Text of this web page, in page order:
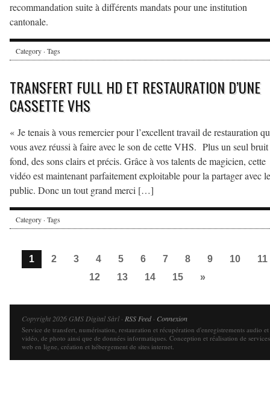
recommandation suite à différents mandats pour une institution
cantonale.
Category · Tags
TRANSFERT FULL HD ET RESTAURATION D’UNE
CASSETTE VHS
« Je tenais à vous remercier pour l’excellent travail de restauration
vous avez réussi à faire avec le son de cette VHS. Plus un seul
fond, des sons clairs et précis. Grâce à vos talents de magicien, cette
vidéo est maintenant parfaitement exploitable pour la partager avec le
public. Donc un tout grand merci […]
Category · Tags
1 2 3 4 5 6 7 8 9 10
11
12
13 14 15 »
Copyright 2026 GMS Digital Sàrl · RSS Feed· Connexion
Service de transfert, numérisation, restauration et récupération d'enregistrements audio et
vidéo, de photo ainsi que de données informatiques. Conception et réalisation de services
web en ligne, création et hébergement de sites internet.